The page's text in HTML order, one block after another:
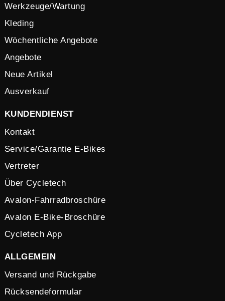
Werkzeuge/Wartung
Kleding
Wöchentliche Angebote
Angebote
Neue Artikel
Ausverkauf
KUNDENDIENST
Kontakt
Service/Garantie E-Bikes
Vertreter
Über Cycletech
Avalon-Fahrradbroschüre
Avalon E-Bike-Broschüre
Cycletech App
ALLGEMEIN
Versand und Rückgabe
Rücksendeformular